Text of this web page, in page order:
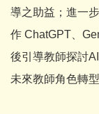
導之助益；進一
作 ChatGPT、
後引導教師探討
未來教師角色轉